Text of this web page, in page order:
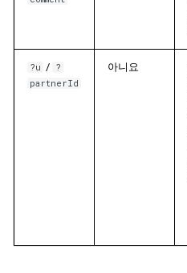
?u / ?
partnerId
아니요